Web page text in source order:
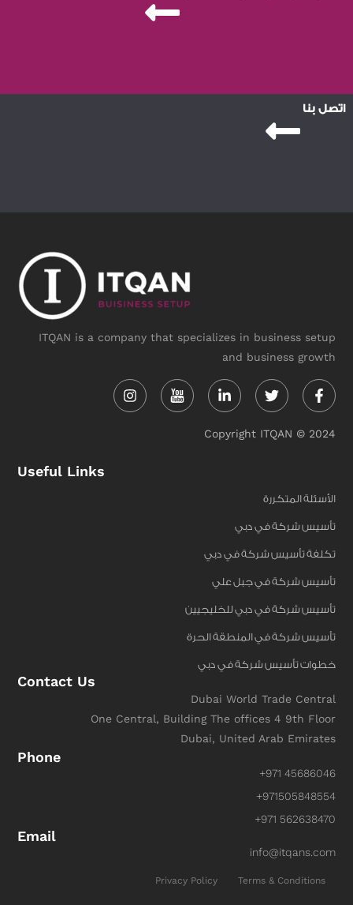
اتصل بنا
ITQAN is a company that specializes in business setup
and business growth
in f
Copyright ITQAN © 2024
Useful Links
الأسئلة المتكررة
تأسيس شركة في دبي
تكلفة تأسيس شركة في دبي
تأسيس شركة في جبل علي
تأسيس شركة في دبي للخليجيين
تأسيس شركة في المنطقة الحرة
خطوات تأسيس شركة في دبي
Contact Us
Dubai World Trade Central
One Central, Building The offices 4 9th Floor
Dubai, United Arab Emirates
Phone
+971 45686046
+971505848554
+971 562638470
Email
info@itqans.com
Privacy Policy Terms & Conditions